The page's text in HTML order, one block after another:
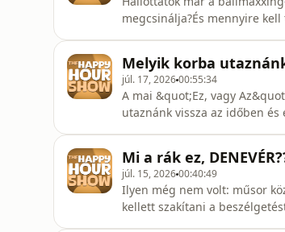
megcsinálja?És mennyire
kérnétek a szállítását?-----
Napfényvisszaverő űrtük
Melyik korba utaznánk
júl. 17, 202600:55:34
A mai &quot;Ez, vagy
utaznánk vissza az időben
ráolvasást végeznek, hogy
Taylor Swift esküvőjéről ös
Mi a rák ez,
júl. 15, 202600:40:49
Ilyen még nem volt: műsor
kellett szakítani a